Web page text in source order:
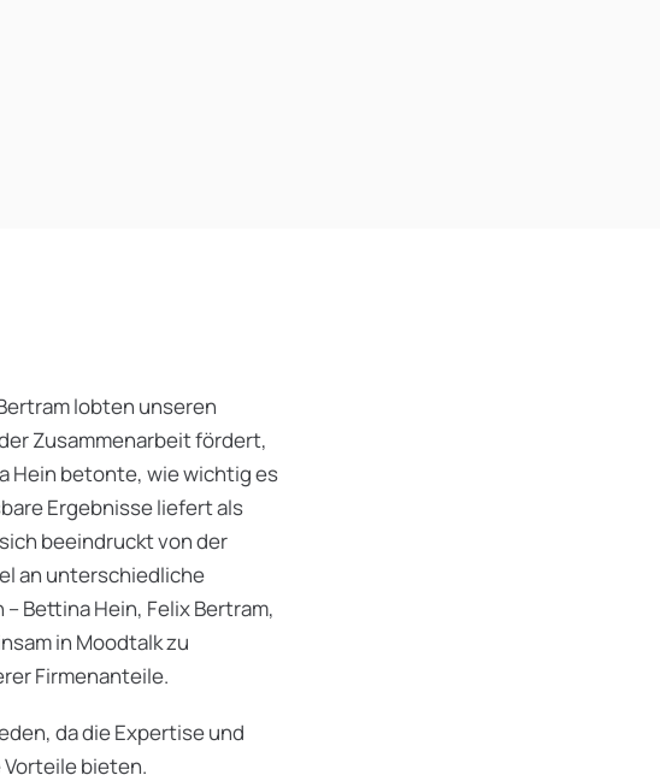
lobten unseren
Zusammenarbeit fördert,
Hein betonte, wie wichtig es
Ergebnisse liefert als
beeindruckt von der
an unterschiedliche
Bettina Hein, Felix Bertram,
in Moodtalk zu
Firmenanteile.
da die Expertise und
bieten.